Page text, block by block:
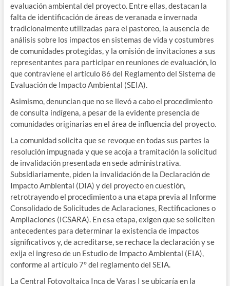
evaluación ambiental del proyecto. Entre ellas, destacan la
falta de identificación de áreas de veranada e invernada
tradicionalmente utilizadas para el pastoreo, la ausencia de
análisis sobre los impactos en sistemas de vida y costumbres
de comunidades protegidas, y la omisión de invitaciones a sus
representantes para participar en reuniones de evaluación, lo
que contraviene el artículo 86 del Reglamento del Sistema de
Evaluación de Impacto Ambiental (SEIA).
Asimismo, denuncian que no se llevó a cabo el procedimiento
de consulta indígena, a pesar de la evidente presencia de
comunidades originarias en el área de influencia del proyecto.
La comunidad solicita que se revoque en todas sus partes la
resolución impugnada y que se acoja a tramitación la solicitud
de invalidación presentada en sede administrativa.
Subsidiariamente, piden la invalidación de la Declaración de
Impacto Ambiental (DIA) y del proyecto en cuestión,
retrotrayendo el procedimiento a una etapa previa al Informe
Consolidado de Solicitudes de Aclaraciones, Rectificaciones o
Ampliaciones (ICSARA). En esa etapa, exigen que se soliciten
antecedentes para determinar la existencia de impactos
significativos y, de acreditarse, se rechace la declaración y se
exija el ingreso de un Estudio de Impacto Ambiental (EIA),
conforme al artículo 7° del reglamento del SEIA.
La Central Fotovoltaica Inca de Varas I se ubicaría en la